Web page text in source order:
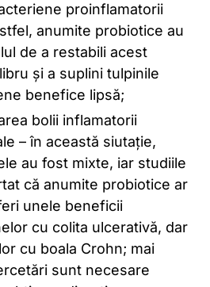
proinflamatorii
anumite probiotice au
de a restabili acest
și a suplini tulpinile
benefice lipsă;
bolii inflamatorii
– în această siutație,
au fost mixte, iar studiile
că anumite probiotice ar
unele beneficii
cu colita ulcerativă, dar
cu boala Crohn; mai
sunt necesare